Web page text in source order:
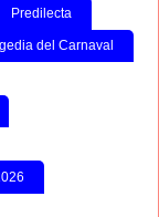
Predilecta
del Carnaval